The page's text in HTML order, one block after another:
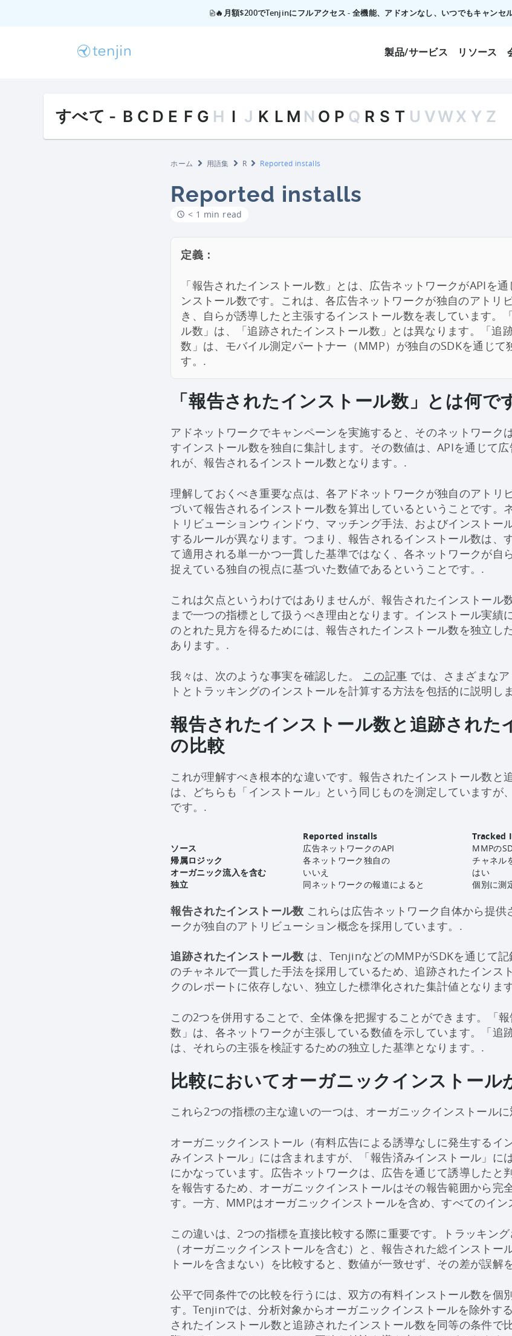
🔥月額$200でTenjinにフルアクセス - 全機能、アドオンなし、いつでもキャンセ
製品/サービス リソース
すべて - B C D E F G H I J K L M N O P Q R S T U VWX Y Z
ホーム 用語集 R Reported installs
Reported installs
< 1 min read
定義：
「報告されたインストール数」とは、広告ネットワークがAPIを
ンストール数です。これは、各広告ネットワークが独自のアトリ
き、自らが誘導したと主張するインストール数を表しています。
ル数」は、「追跡されたインストール数」とは異なります。「追
数」は、モバイル測定パートナー（MMP）が独自のSDKを通じて
す。.
「報告されたインストール数」とは何で
アドネットワークでキャンペーンを実施すると、そのネットワーク
すインストール数を独自に集計します。その数値は、APIを通じて
れが、報告されるインストール数となります。.
理解しておくべき重要な点は、各アドネットワークが独自のアトリ
づいて報告されるインストール数を算出しているということです。
トリビューションウィンドウ、マッチング手法、およびインストー
するルールが異なります。つまり、報告されるインストール数は、
て適用される単一かつ一貫した基準ではなく、各ネットワークが自
捉えている独自の視点に基づいた数値であるということです。.
これは欠点というわけではありませんが、報告されたインストール
まで一つの指標として扱うべき理由となります。インストール実績
のとれた見方を得るためには、報告されたインストール数を独立し
あります。.
我々は、次のような事実を確認した。 この記事 では、さまざまな
トとトラッキングのインストールを計算する方法を包括的に説明しま
報告されたインストール数と追跡された
の比較
これが理解すべき根本的な違いです。報告されたインストール数と
は、どちらも「インストール」という同じものを測定していますが
です。.
Reported installs
Tracked
ソース
広告ネットワークのAPI MMPの
帰属ロジック 各ネットワーク独自の チャネル
オーガニック流入を含む いいえ はい
独立 同ネットワークの報道によると 個別に測
報告されたインストール数 これらは広告ネットワーク自体から提供
ークが独自のアトリビューション概念を採用しています。.
追跡されたインストール数 は、TenjinなどのMMPがSDKを通じて
のチャネルで一貫した手法を採用しているため、追跡されたインス
クのレポートに依存しない、独立した標準化された集計値となりま
この2つを併用することで、全体像を把握することができます。「
数」は、各ネットワークが主張している数値を示しています。「追
は、それらの主張を検証するための独立した基準となります。.
比較においてオーガニックインストール
これら2つの指標の主な違いの一つは、オーガニックインストール
オーガニックインストール（有料広告による誘導なしに発生するイ
みインストール」には含まれますが、「報告済みインストール」に
にかなっています。広告ネットワークは、広告を通じて誘導したと
を報告するため、オーガニックインストールはその報告範囲から完
す。一方、MMPはオーガニックインストールを含め、すべてのイ
この違いは、2つの指標を直接比較する際に重要です。トラッキン
（オーガニックインストールを含む）と、報告された総インストー
トールを含まない）を比較すると、数値が一致せず、その差が誤解
公平で同条件での比較を行うには、双方の有料インストール数を個
す。Tenjinでは、分析対象からオーガニックインストールを除外す
されたインストール数と追跡されたインストール数を同等の条件で